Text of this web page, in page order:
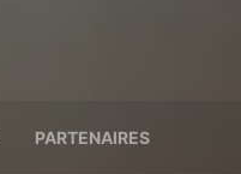
PARTENAIRES